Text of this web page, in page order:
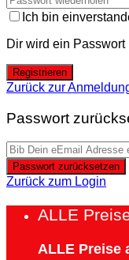
Ich bin
Dir wird ein
Registrieren
Zurück zur
Passwort
Passwort zurücksetzen
Zurück zum Login
ALLE
ALLE Preise